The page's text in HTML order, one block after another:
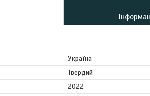
Україна
Твердий
2022